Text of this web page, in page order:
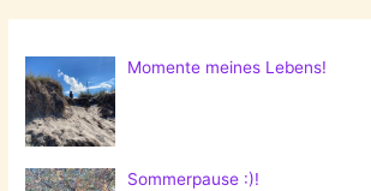
Momente meines Lebens!
Sommerpause :)!